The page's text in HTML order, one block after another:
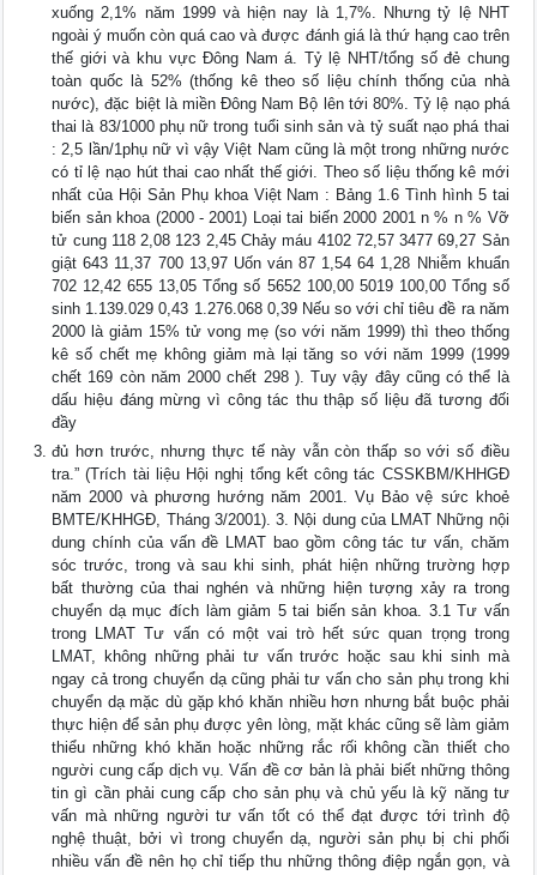
xuống 2,1% năm 1999 và hiện nay là 1,7%. Nhưng tỷ lệ NHT
ngoài ý muốn còn quá cao và được đánh giá là thứ hạng cao trên
thế giới và khu vực Đông Nam á. Tỷ lệ NHT/tổng số đẻ chung
toàn quốc là 52% (thống kê theo số liệu chính thống của nhà
nước), đặc biệt là miền Đông Nam Bộ lên tới 80%. Tỷ lệ nạo phá
thai là 83/1000 phụ nữ trong tuổi sinh sản và tỷ suất nạo phá thai
: 2,5 lần/1phụ nữ vì vậy Việt Nam cũng là một trong những nước
có tỉ lệ nạo hút thai cao nhất thế giới. Theo số liệu thống kê mới
nhất của Hội Sản Phụ khoa Việt Nam : Bảng 1.6 Tình hình 5 tai
biến sản khoa (2000 - 2001) Loại tai biến 2000 2001 n % n % Vỡ
tử cung 118 2,08 123 2,45 Chảy máu 4102 72,57 3477 69,27 Sản
giật 643 11,37 700 13,97 Uốn ván 87 1,54 64 1,28 Nhiễm khuẩn
702 12,42 655 13,05 Tổng số 5652 100,00 5019 100,00 Tổng số
sinh 1.139.029 0,43 1.276.068 0,39 Nếu so với chỉ tiêu đề ra năm
2000 là giảm 15% tử vong mẹ (so với năm 1999) thì theo thống
kê số chết mẹ không giảm mà lại tăng so với năm 1999 (1999
chết 169 còn năm 2000 chết 298 ). Tuy vậy đây cũng có thể là
dấu hiệu đáng mừng vì công tác thu thập số liệu đã tương đối
đầy
đủ hơn trước, nhưng thực tế này vẫn còn thấp so với số điều
tra.” (Trích tài liệu Hội nghị tổng kết công tác CSSKBM/KHHGĐ
năm 2000 và phương hướng năm 2001. Vụ Bảo vệ sức khoẻ
BMTE/KHHGĐ, Tháng 3/2001). 3. Nội dung của LMAT Những nội
dung chính của vấn đề LMAT bao gồm công tác tư vấn, chăm
sóc trước, trong và sau khi sinh, phát hiện những trường hợp
bất thường của thai nghén và những hiện tượng xảy ra trong
chuyển dạ mục đích làm giảm 5 tai biến sản khoa. 3.1 Tư vấn
trong LMAT Tư vấn có một vai trò hết sức quan trọng trong
LMAT, không những phải tư vấn trước hoặc sau khi sinh mà
ngay cả trong chuyển dạ cũng phải tư vấn cho sản phụ trong khi
chuyển dạ mặc dù gặp khó khăn nhiều hơn nhưng bắt buộc phải
thực hiện để sản phụ được yên lòng, mặt khác cũng sẽ làm giảm
thiểu những khó khăn hoặc những rắc rối không cần thiết cho
người cung cấp dịch vụ. Vấn đề cơ bản là phải biết những thông
tin gì cần phải cung cấp cho sản phụ và chủ yếu là kỹ năng tư
vấn mà những người tư vấn tốt có thể đạt được tới trình độ
nghệ thuật, bởi vì trong chuyển dạ, người sản phụ bị chi phối
nhiều vấn đề nên họ chỉ tiếp thu những thông điệp ngắn gọn, và